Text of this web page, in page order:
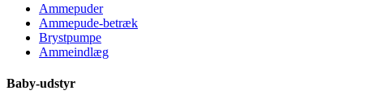
Ammepuder
Ammepude-betræk
Brystpumpe
Ammeindlæg
Baby-udstyr